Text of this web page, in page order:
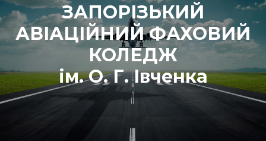
ЗАПОРІЗЬКИЙ
АВІАЦІЙНИЙ ФАХОВИЙ
КОЛЕДЖ
ім. О. Г. Івченка